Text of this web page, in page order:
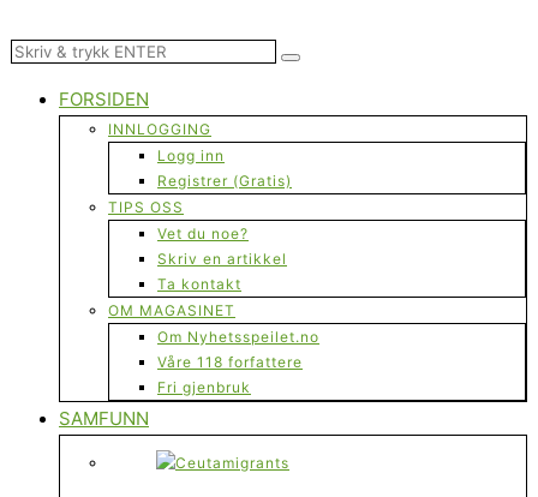
FORSIDEN
INNLOGGING
Logg inn
Registrer (Gratis)
TIPS OSS
Vet du noe?
Skriv en artikkel
Ta kontakt
OM MAGASINET
Om Nyhetsspeilet.no
Våre 118 forfattere
Fri gjenbruk
SAMFUNN